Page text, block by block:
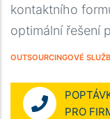
kontaktního
optimální řešení
OUTSOURCINGOVÉ
PRO